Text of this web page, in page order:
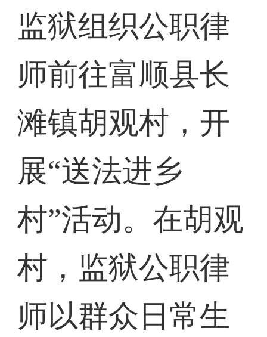
监狱组织公职律
师前往富顺县长
滩镇胡观村，开
展“送法进乡
村”活动。在胡观
村，监狱公职律
师以群众日常生